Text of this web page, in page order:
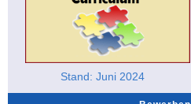
Stand: Juni 2024